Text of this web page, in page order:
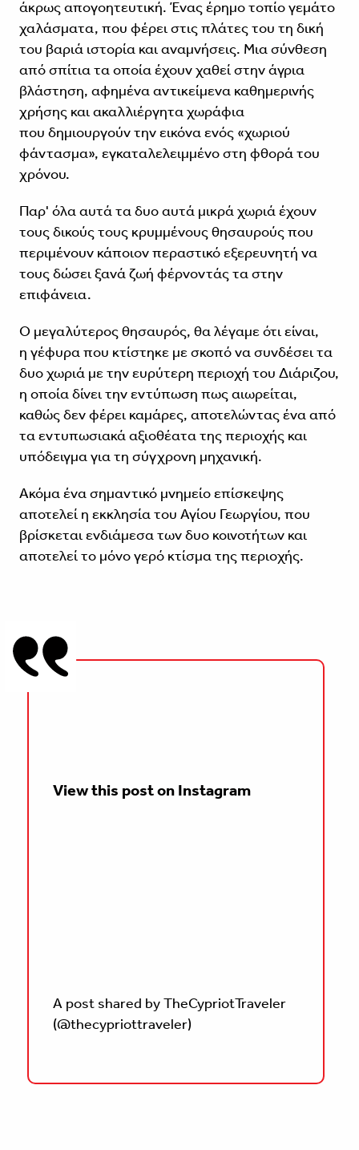
άκρως απογοητευτική. Ένας έρημο τοπίο γεμάτο
χαλάσματα, που φέρει στις πλάτες του τη δική
του βαριά ιστορία και αναμνήσεις. Μια σύνθεση
από σπίτια τα οποία έχουν χαθεί στην άγρια
βλάστηση, αφημένα αντικείμενα καθημερινής
χρήσης και ακαλλιέργητα χωράφια
που δημιουργούν την εικόνα ενός «χωριού
φάντασμα», εγκαταλελειμμένο στη φθορά του
χρόνου.
Παρ' όλα αυτά τα δυο αυτά μικρά χωριά έχουν
τους δικούς τους κρυμμένους θησαυρούς που
περιμένουν κάποιον περαστικό εξερευνητή να
τους δώσει ξανά ζωή φέρνοντάς τα στην
επιφάνεια.
Ο μεγαλύτερος θησαυρός, θα λέγαμε ότι είναι,
η γέφυρα που κτίστηκε με σκοπό να συνδέσει τα
δυο χωριά με την ευρύτερη περιοχή του Διάριζου,
η οποία δίνει την εντύπωση πως αιωρείται,
καθώς δεν φέρει καμάρες, αποτελώντας ένα από
τα εντυπωσιακά αξιοθέατα της περιοχής και
υπόδειγμα για τη σύγχρονη μηχανική.
Aκόμα ένα σημαντικό μνημείο επίσκεψης
αποτελεί η εκκλησία του Αγίου Γεωργίου, που
βρίσκεται ενδιάμεσα των δυο κοινοτήτων και
αποτελεί το μόνο γερό κτίσμα της περιοχής.
View this post on Instagram
A post shared by TheCypriotTraveler
(@thecypriottraveler)